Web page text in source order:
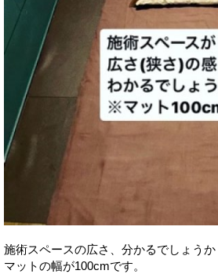
施術スペースの広さ、分かるでしょうか
マットの幅が100cmです。